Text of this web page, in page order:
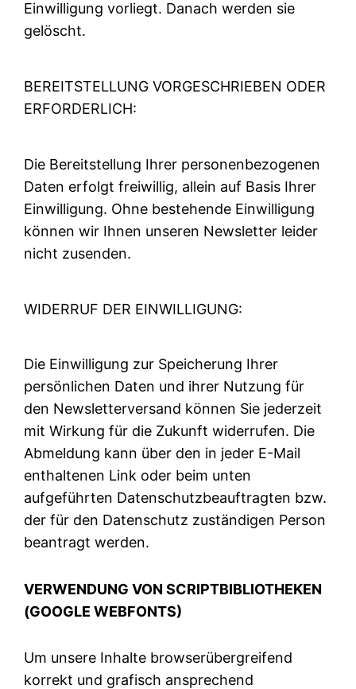
Einwilligung vorliegt. Danach werden sie
gelöscht.
BEREITSTELLUNG VORGESCHRIEBEN ODER
ERFORDERLICH:
Die Bereitstellung Ihrer personenbezogenen
Daten erfolgt freiwillig, allein auf Basis Ihrer
Einwilligung. Ohne bestehende Einwilligung
können wir Ihnen unseren Newsletter leider
nicht zusenden.
WIDERRUF DER EINWILLIGUNG:
Die Einwilligung zur Speicherung Ihrer
persönlichen Daten und ihrer Nutzung für
den Newsletterversand können Sie jederzeit
mit Wirkung für die Zukunft widerrufen. Die
Abmeldung kann über den in jeder E-Mail
enthaltenen Link oder beim unten
aufgeführten Datenschutzbeauftragten bzw.
der für den Datenschutz zuständigen Person
beantragt werden.
VERWENDUNG VON SCRIPTBIBLIOTHEKEN
(GOOGLE WEBFONTS)
Um unsere Inhalte browserübergreifend
korrekt und grafisch ansprechend